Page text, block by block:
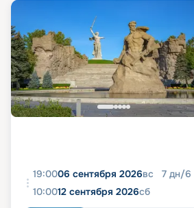
19:0006 сентября 2026вс 7 дн/6
10:0012 сентября 2026сб